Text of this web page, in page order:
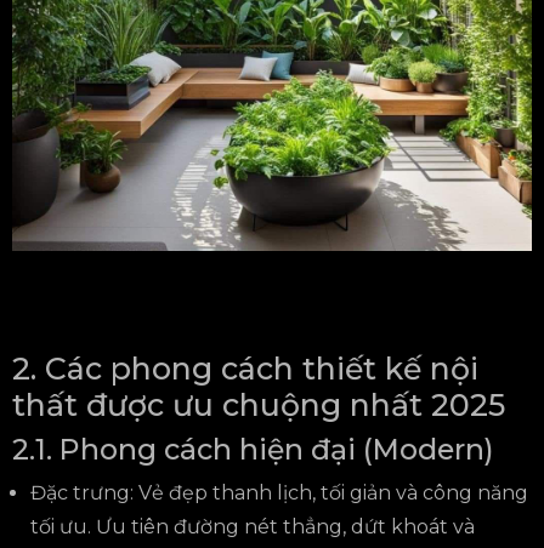
2. Các phong cách thiết kế nội
thất được ưu chuộng nhất 2025
2.1. Phong cách hiện đại (Modern)
Đặc trưng: Vẻ đẹp thanh lịch, tối giản và công năng
tối ưu. Ưu tiên đường nét thẳng, dứt khoát và